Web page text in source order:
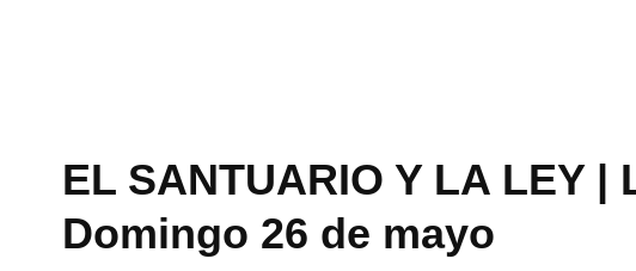
EL SANTUARIO Y LA LEY |
Domingo 26 de mayo